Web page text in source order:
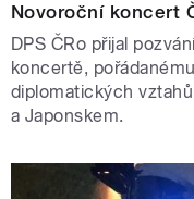
Novoroční koncert
DPS ČRo přijal
koncertě,
diplomatických
a Japonskem.